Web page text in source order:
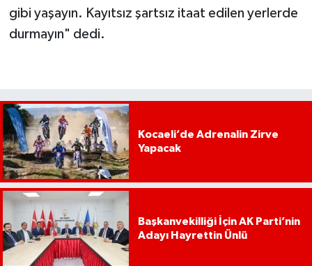
gibi yaşayın. Kayıtsız şartsız itaat edilen yerlerde
durmayın" dedi.
Kocaeli’de Adrenalin Zirve
Yapacak
Başkanvekilliği İçin AK Parti’nin
Adayı Hayrettin Ünlü